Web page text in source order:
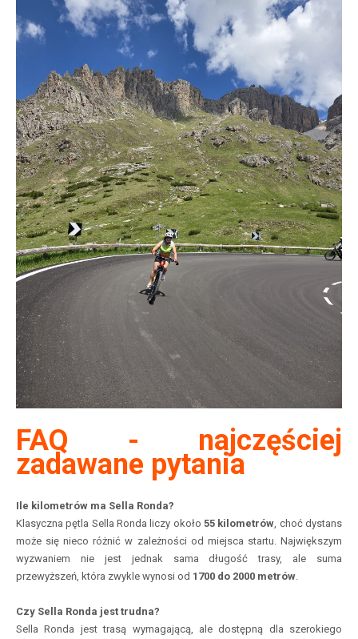
FAQ - najczęściej
zadawane pytania
Ile kilometrów ma Sella Ronda?
Klasyczna pętla Sella Ronda liczy około 55 kilometrów , choć dystans
może się nieco różnić w zależności od miejsca startu. Największym
wyzwaniem nie jest jednak sama długość trasy, ale suma
przewyższeń, która zwykle wynosi od 1700 do 2000 metrów
Czy Sella Ronda jest trudna?
Sella Ronda jest trasą wymagającą, ale dostępną dla szerokiego